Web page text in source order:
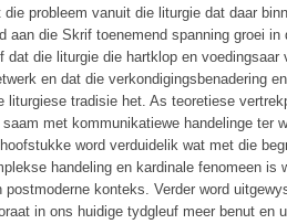
probleem vanuit die liturgie dat daar
aan die Skrif toenemend spanning groei
die liturgie die hartklop en
en dat die verkondigingsbenadering
liturgiese tradisie het. As teoretiese
met kommunikatiewe handelinge ter
word verduidelik wat met die
handeling en kardinale fenomeen is
postmoderne konteks. Verder word
in ons huidige tydgleuf meer benut en